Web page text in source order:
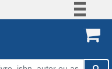
Participe